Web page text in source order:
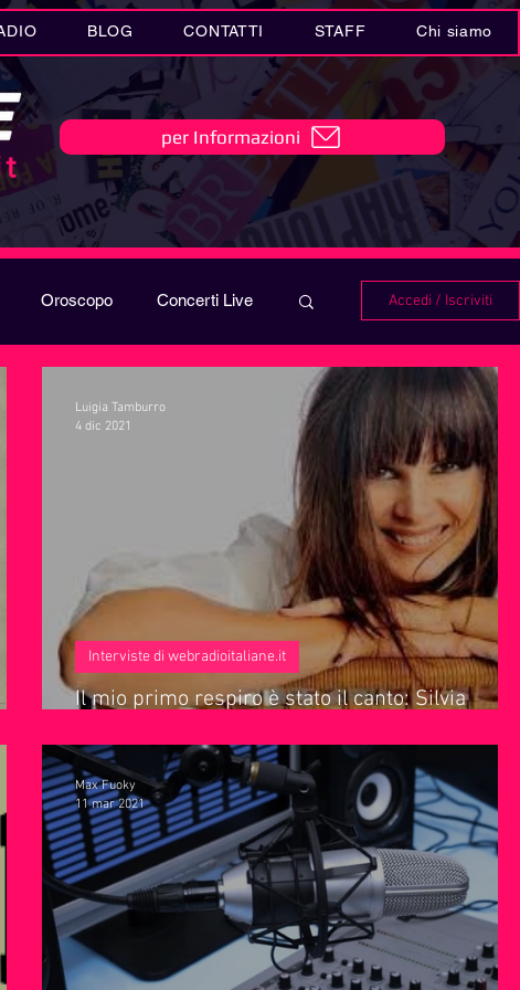
BLOG CONTATTI STAFF Chi siamo
per Informazioni
Oroscopo Concerti Live
in MUSICA
Anniversari
Accedi / Iscriviti
Il mio primo respiro è stato il canto: Silvia
Interviste di webradioitaliane.it
Luigia Tamburro
4 dic 2021
Max Fuoky
11 mar 2021